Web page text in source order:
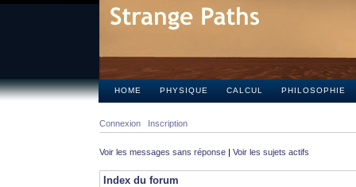
HOME PHYSIQUE CALCUL PHILOSOPHIE
Connexion Inscription
Voir les messages sans réponse | Voir les sujets actifs
Index du forum